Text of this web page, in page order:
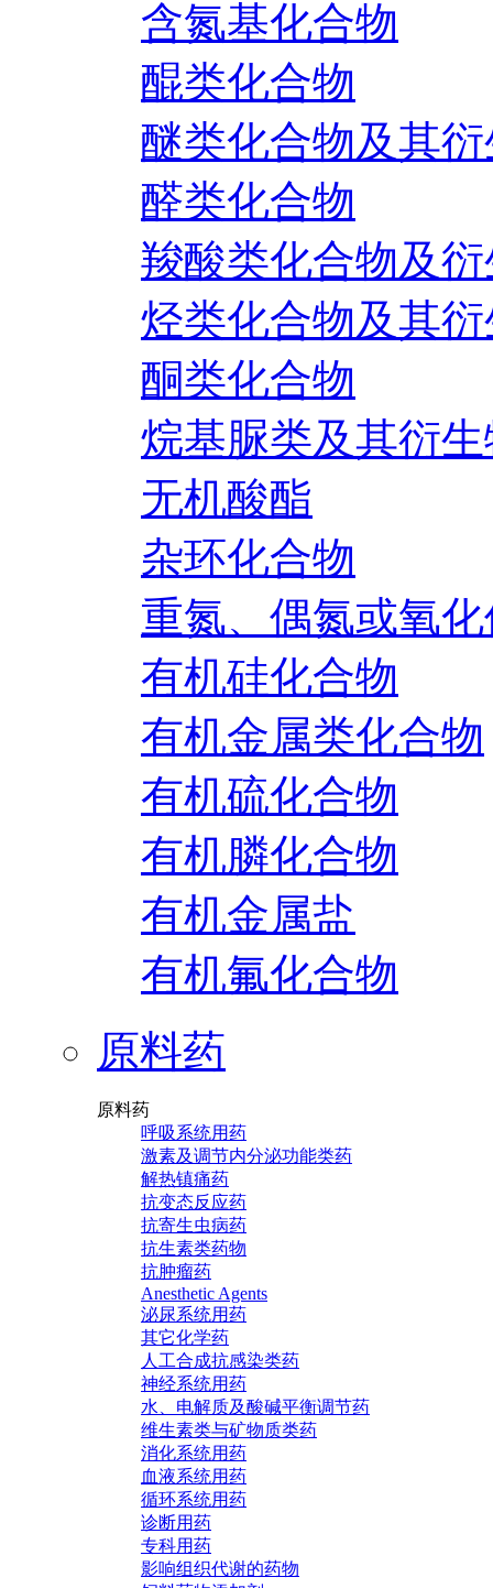
含氮基化合物
醌类化合物
醚类化合物及其
醛类化合物
羧酸类化合物及
烃类化合物及其
酮类化合物
烷基脲类及其衍
无机酸酯
杂环化合物
重氮、偶氮或氧
有机硅化合物
有机金属类化合物
有机硫化合物
有机膦化合物
有机金属盐
有机氟化合物
原料药
原料药
呼吸系统用药
激素及调节内分泌功能类药
解热镇痛药
抗变态反应药
抗寄生虫病药
抗生素类药物
抗肿瘤药
Anesthetic Agents
泌尿系统用药
其它化学药
人工合成抗感染类药
神经系统用药
水、电解质及酸碱平衡调节药
维生素类与矿物质类药
消化系统用药
血液系统用药
循环系统用药
诊断用药
专科用药
影响组织代谢的药物